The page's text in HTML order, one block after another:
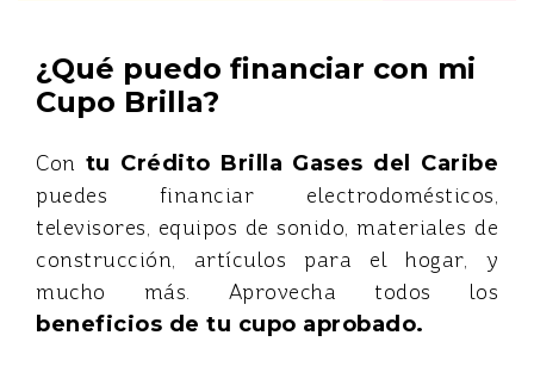
¿Qué puedo financiar con mi
Cupo Brilla?
Con tu Crédito Brilla Gases del Caribe
puedes financiar electrodomésticos,
televisores, equipos de sonido, materiales de
construcción, artículos para el hogar, y
mucho más. Aprovecha todos los
beneficios de tu cupo aprobado.